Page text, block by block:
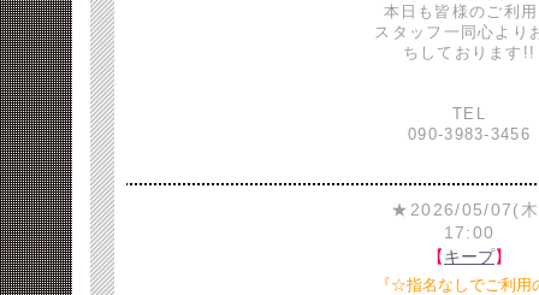
本日も皆様のご利
スタッフ一同心より
ちしております!!
TEL
090-3983-3456
★2026/05/07(
17:00
【キープ】
『☆指名なしでご利用